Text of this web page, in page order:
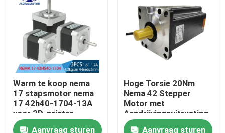
Ongeveer ons
Fabrieksreis
Kwaliteitscontrole
Contacteer ons
Warm te koop nema
17 stapsmotor nema
17 42h40-1704-13A
voor 3D-printer
Aanvraag sturen
Hoge Torsie 20Nm
Nema 42 Stepper
Motor met
Aandrijvingsuitrusting
voor CNC Machine
Aanvraag sturen